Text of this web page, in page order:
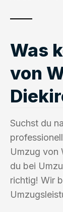
Was
von
Suchst du
Umzug von
du bei
richtig! Wir